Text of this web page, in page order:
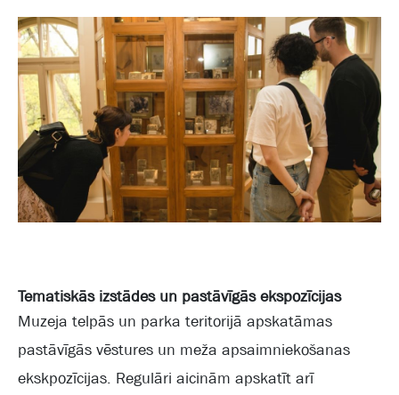
Tematiskās izstādes un pastāvīgās ekspozīcijas
Muzeja telpās un parka teritorijā apskatāmas
pastāvīgās vēstures un meža apsaimniekošanas
ekskpozīcijas. Regulāri aicinām apskatīt arī